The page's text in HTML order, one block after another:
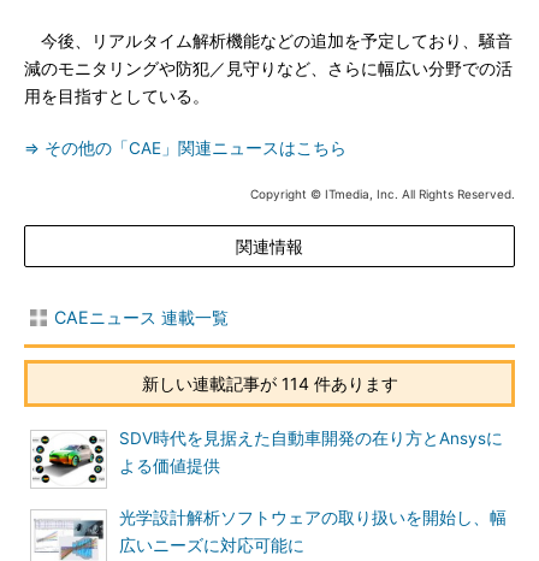
今後、リアルタイム解析機能などの追加を予定しており、騒音
減のモニタリングや防犯／見守りなど、さらに幅広い分野での活
用を目指すとしている。
⇒ その他の「CAE」関連ニュースはこちら
Copyright © ITmedia, Inc. All Rights Reserved.
関連情報
CAEニュース 連載一覧
新しい連載記事が 114 件あります
SDV時代を見据えた自動車開発の在り方とAnsysに
よる価値提供
光学設計解析ソフトウェアの取り扱いを開始し、幅
広いニーズに対応可能に